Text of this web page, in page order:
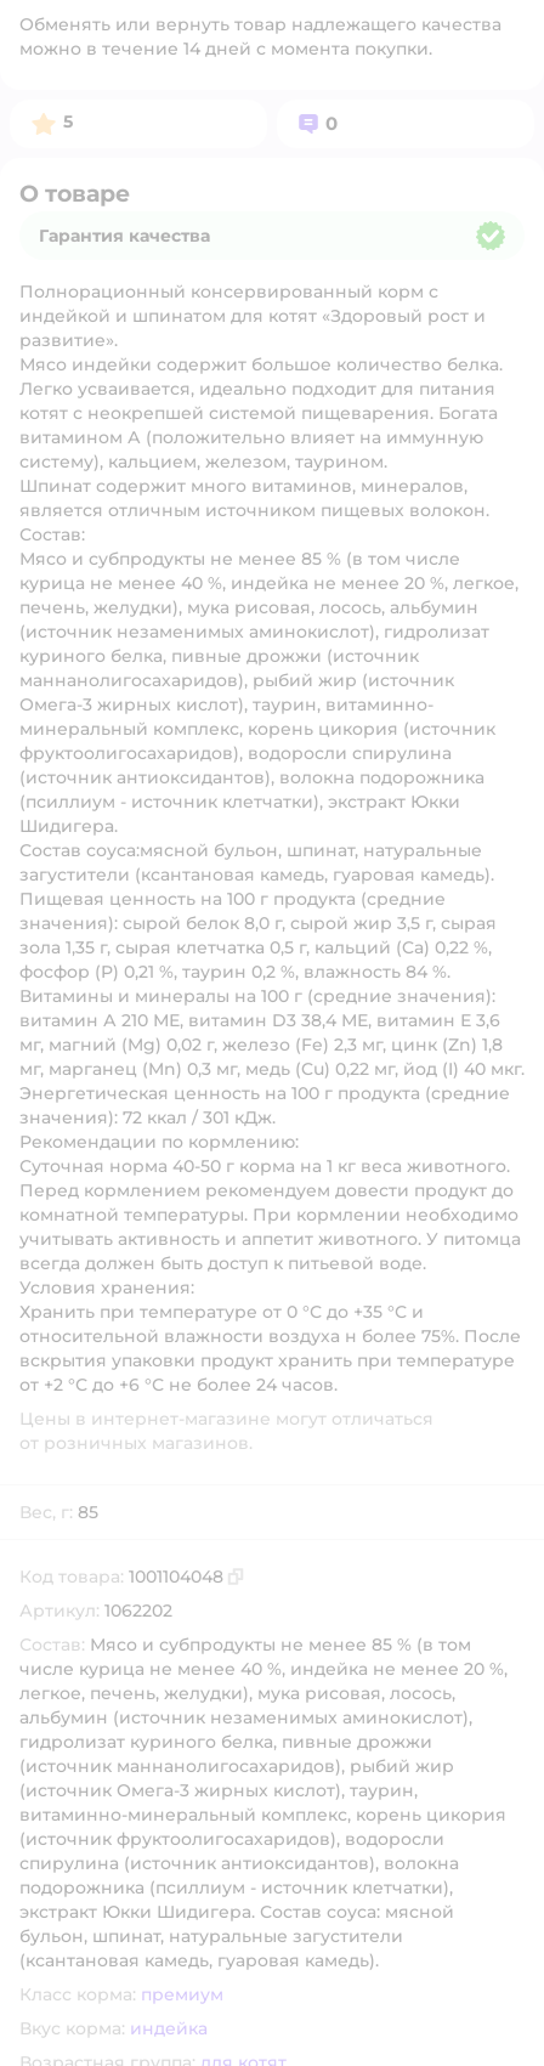
Обменять или вернуть товар надлежащего качества
можно в течение 14 дней с момента покупки.
Рейтинг:
5 Вопросов:
0
О товаре
Гарантия качества
Полнорационный консервированный корм с
индейкой и шпинатом для котят «Здоровый рост и
развитие».
Мясо индейки содержит большое количество белка.
Легко усваивается, идеально подходит для питания
котят с неокрепшей системой пищеварения. Богата
витамином А (положительно влияет на иммунную
систему), кальцием, железом, таурином.
Шпинат содержит много витаминов, минералов,
является отличным источником пищевых волокон.
Состав:
Мясо и субпродукты не менее 85 % (в том числе
курица не менее 40 %, индейка не менее 20 %, легкое,
печень, желудки), мука рисовая, лосось, альбумин
(источник незаменимых аминокислот), гидролизат
куриного белка, пивные дрожжи (источник
маннанолигосахаридов), рыбий жир (источник
Омега-3 жирных кислот), таурин, витаминно-
минеральный комплекс, корень цикория (источник
фруктоолигосахаридов), водоросли спирулина
(источник антиоксидантов), волокна подорожника
(псиллиум - источник клетчатки), экстракт Юкки
Шидигера.
Состав соуса:мясной бульон, шпинат, натуральные
загустители (ксантановая камедь, гуаровая камедь).
Пищевая ценность на 100 г продукта (средние
значения): сырой белок 8,0 г, сырой жир 3,5 г, сырая
зола 1,35 г, сырая клетчатка 0,5 г, кальций (Ca) 0,22 %,
фосфор (P) 0,21 %, таурин 0,2 %, влажность 84 %.
Витамины и минералы на 100 г (средние значения):
витамин А 210 МЕ, витамин D3 38,4 МЕ, витамин Е 3,6
мг, магний (Mg) 0,02 г, железо (Fe) 2,3 мг, цинк (Zn) 1,8
мг, марганец (Mn) 0,3 мг, медь (Cu) 0,22 мг, йод (I) 40 мкг.
Энергетическая ценность на 100 г продукта (средние
значения): 72 ккал / 301 кДж.
Рекомендации по кормлению:
Суточная норма 40-50 г корма на 1 кг веса животного.
Перед кормлением рекомендуем довести продукт до
комнатной температуры. При кормлении необходимо
учитывать активность и аппетит животного. У питомца
всегда должен быть доступ к питьевой воде.
Условия хранения:
Хранить при температуре от 0 °С до +35 °С и
относительной влажности воздуха н более 75%. После
вскрытия упаковки продукт хранить при температуре
от +2 °С до +6 °С не более 24 часов.
Цены в интернет-магазине могут отличаться
от розничных магазинов.
Вес, г: 85
Код товара: 1001104048
Артикул: 1062202
Состав: Мясо и субпродукты не менее 85 % (в том
числе курица не менее 40 %, индейка не менее 20 %,
легкое, печень, желудки), мука рисовая, лосось,
альбумин (источник незаменимых аминокислот),
гидролизат куриного белка, пивные дрожжи
(источник маннанолигосахаридов), рыбий жир
(источник Омега-3 жирных кислот), таурин,
витаминно-минеральный комплекс, корень цикория
(источник фруктоолигосахаридов), водоросли
спирулина (источник антиоксидантов), волокна
подорожника (псиллиум - источник клетчатки),
экстракт Юкки Шидигера. Состав соуса: мясной
бульон, шпинат, натуральные загустители
(ксантановая камедь, гуаровая камедь).
Класс корма: премиум
Вкус корма: индейка